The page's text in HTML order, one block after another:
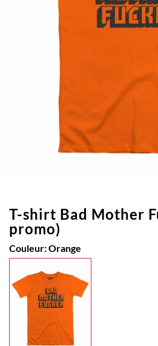
T-shirt Bad Mother
promo)
Couleur:Orange